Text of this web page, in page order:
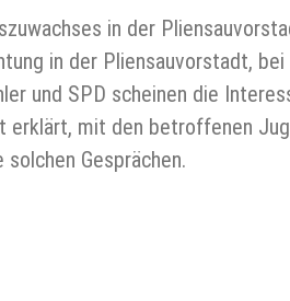
in der
in der Pliensauvorstadt,
und SPD scheinen die
mit den betroffenen
solchen Gesprächen.